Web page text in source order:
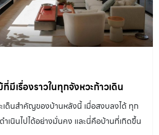
นดินกว้างใหญ่ในอำเภอปากช่อง จังหวัด
พื้นที่ 12 ไร่ ของ คุณสืบสาย จิตตเกษม
นึ่งในสถาปนิกผู้ออกแบบ นคอนกรีตเปลือย
นยและช็อกโกแล็ตคละคลุ้งไปทั่วบ้าน จาก
องทีมอบมือหนึ่งของร้านกาแฟบ้าน
Yellow House ที่ซ่อนตัวอยู่ท่ามกลางเนิน
ยล้อมด้วยไม้ยมหอมเรียวสูงบนผืนดิน
นต่อขยายของร้านกาแฟ Yellow
มีเรื่องราวในทุกจังหวะก้าวเดิน
ด็นสำคัญของบ้านหลังนี้ เมื่อสงบลงได้ ทุก
ำเนินไปได้อย่างมั่นคง และนี่คือบ้านที่เกิดขึ้น